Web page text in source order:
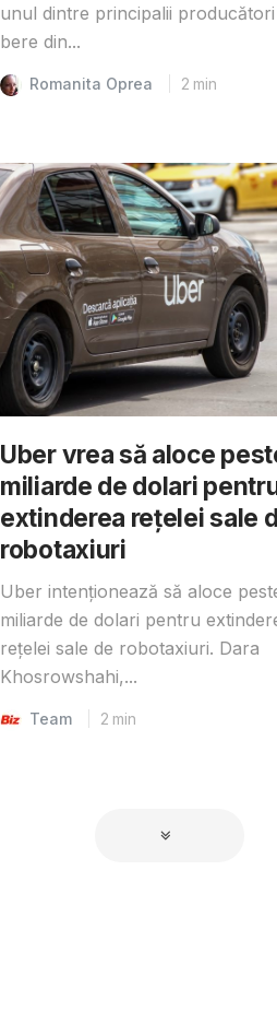
unul dintre principalii producători
bere din...
Romanita Oprea 2 min
Uber vrea să aloce
miliarde de dolari
extinderea rețelei sale
robotaxiuri
Uber intenționează să aloce
miliarde de dolari pentru
rețelei sale de robotaxiuri. Dara
Khosrowshahi,...
Team 2 min